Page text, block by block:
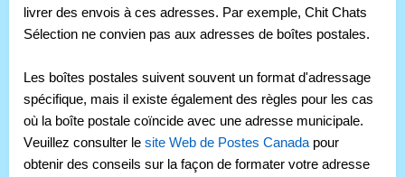
livrer des envois à ces adresses. Par exemple, Chit Chats
Sélection ne convien pas aux adresses de boîtes postales.
Les boîtes postales suivent souvent un format d'adressage
spécifique, mais il existe également des règles pour les cas
où la boîte postale coïncide avec une adresse municipale.
Veuillez consulter le site Web de Postes Canadapour
obtenir des conseils sur la façon de formater votre adresse